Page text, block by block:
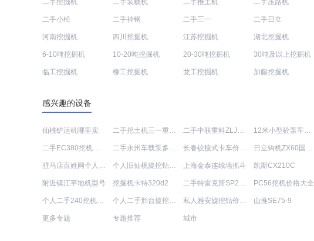
二手挖掘机 二手装载机 二手推土机 二手压路机
二手小松 二手神钢 二手三一 二手日立
河南挖掘机 四川挖掘机 江苏挖掘机 湖北挖掘机
6-10吨挖掘机 10-20吨挖掘机 20-30吨挖掘机 30吨及以上挖掘机
临工挖掘机 柳工挖掘机 龙工挖掘机 加藤挖掘机
感兴趣的设备
仙桃铲运机哪里卖 二手挖土机三一重工SY55C-9出售信息 二手中联重科ZLJ5305THB47X-5RZ泵车 12米小型砼泵车价格
二手EC380挖机价格多少 二手永州车载泵多少钱 长春铰接式卡车价格表 日立钩机ZX60国产能卖多少钱
驻马店百姓网个人2手挖车 个人旧仙桃旋挖钻交易市场 上海金泰连续墙抓斗 凯斯CX210C
附近镇江平地机型号 挖掘机卡特320d2 二手特雷克斯SP2010D压路机 PC56挖机价格大全
个人二手240挖机出售价格 个人二手邢台旋挖钻收购 私人雅安旋挖钻价格表 山推SE75-9
更多专题 专题推荐 城市